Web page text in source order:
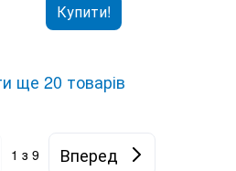
Купити!
ще 20 товарів
1 з 9 Вперед